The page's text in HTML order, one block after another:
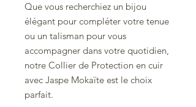
Que vous recherchiez un bijou
élégant pour compléter votre tenue
ou un talisman pour vous
accompagner dans votre quotidien,
notre Collier de Protection en cuir
avec Jaspe Mokaïte est le choix
parfait.